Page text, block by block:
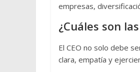
empresas,
¿Cuáles son
El CEO no solo debe
clara, empatía y